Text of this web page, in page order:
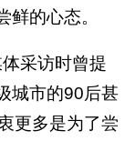
的心态。
采访时曾提
城市的90后甚
更多是为了尝